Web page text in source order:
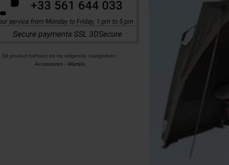
Dit product behoort tot de volgende categorieën:
Accessoires -Wartels